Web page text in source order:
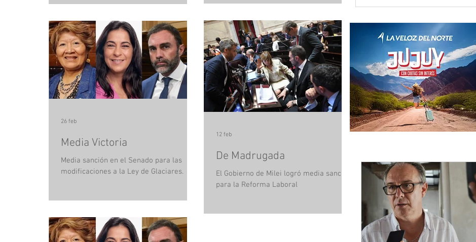
familiares en el Senado, ni por haber
obtenido un millonario crédito del Banco
Nación. Vilma Bedia fue nuevamente
tendencia en las Redes Sociales, tras su
intervención en el plenario de
comisiones que se estaba desarrollando
en la Cámara Alta. “Soy una senadora
que representa a la Provincia de Jujuy”,
Media Victoria
Media sanción en el Senado para las
modificaciones a la Ley de Glaciares.
26 feb
De Madrugada
El Gobierno de Milei logró media sanción
para la Reforma Laboral
12 feb